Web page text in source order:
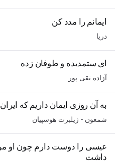
ایمانم را مدد کن
دریا
ای ستمدیده و طوفان زده
آزاده تقی پور
به آن روزی ایمان داریم که
شمعون - ژیلبرت هوسپیان
عیسی را دوست دارم چون او
داشت